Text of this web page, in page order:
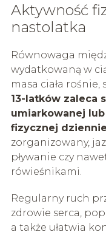
Aktywność
nastolatka
Równowaga
wydatkowaną w
masa ciała
13-latków zaleca
umiarkowanej
fizycznej dziennie
zorganizowany,
pływanie czy
rówieśnikami.
Regularny ruch
zdrowie serca,
a także ułatwia